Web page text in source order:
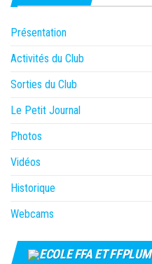
Présentation
Activités du Club
Sorties du Club
Le Petit Journal
Photos
Vidéos
Historique
Webcams
ECOLE FFA ET FFPLUM